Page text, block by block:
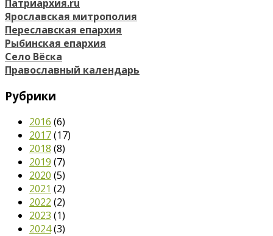
Патриархия.ru
Ярославская митрополия
Переславская епархия
Рыбинская епархия
Село Вёска
Православный календарь
Рубрики
2016 (6)
2017(17)
2018 (8)
2019 (7)
2020 (5)
2021 (2)
2022 (2)
2023 (1)
2024(3)